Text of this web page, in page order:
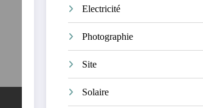
Electricité
Photographie
Site
Solaire